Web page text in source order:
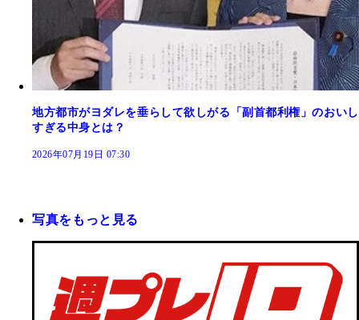
地方都市がヨダレを垂らして欲しがる「副首都利権」のおいし
すぎる中身とは？
2026年07月19日 07:30
写真をもっと見る